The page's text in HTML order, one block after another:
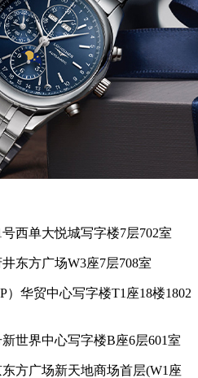
西单大悦城写字楼7层702室
东方广场W3座7层708室
）华贸中心写字楼T1座18楼1802
世界中心写字楼B座6层601室
方广场新天地商场首层(W1座